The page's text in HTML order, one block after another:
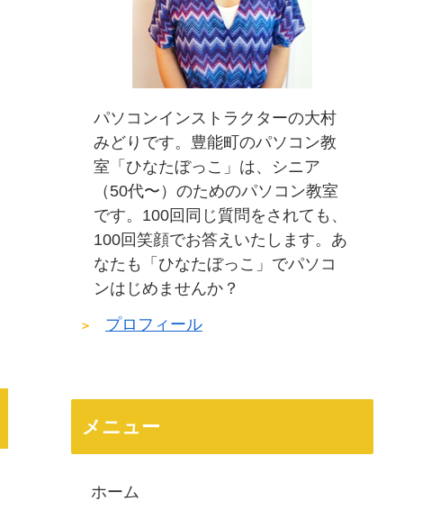
パソコンインストラクターの大村
みどりです。豊能町のパソコン教
室「ひなたぼっこ」は、シニア
（50代〜）のためのパソコン教室
です。100回同じ質問をされても、
100回笑顔でお答えいたします。あ
なたも「ひなたぼっこ」でパソコ
ンはじめませんか？
プロフィール
メニュー
ホーム